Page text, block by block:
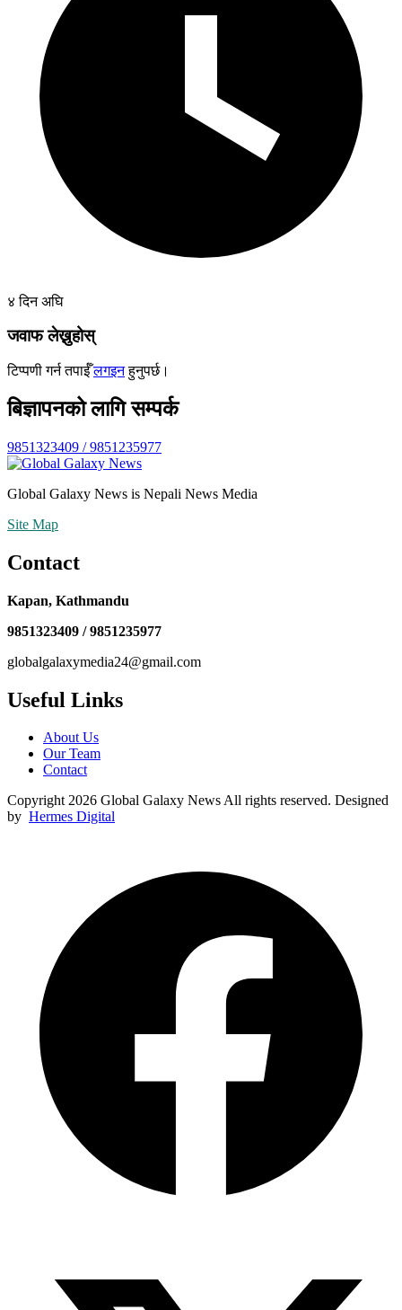
४ दिन अघि
जवाफ लेख्नुहोस्
टिप्पणी गर्न तपाईँलगइनहुनुपर्छ।
बिज्ञापनको लागि सम्पर्क
9851323409 / 9851235977
Global Galaxy News is Nepali News Media
Site Map
Contact
Kapan, Kathmandu
9851323409 / 9851235977
globalgalaxymedia24@gmail.com
Useful Links
About Us
Our Team
Contact
Copyright 2026 Global Galaxy News All rights reserved. Designed
by Hermes Digital